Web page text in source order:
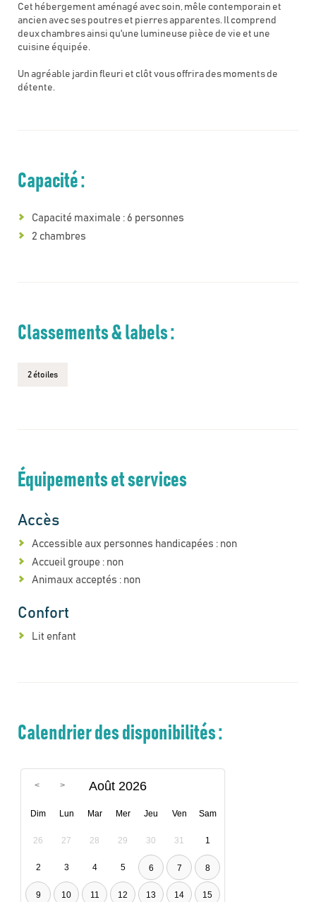
Cet hébergement aménagé avec soin, mêle contemporain et
ancien avec ses poutres et pierres apparentes. Il comprend
deux chambres ainsi qu'une lumineuse pièce de vie et une
cuisine équipée.
Un agréable jardin fleuri et clôt vous offrira des moments de
détente.
Capacité :
Capacité maximale : 6 personnes
2 chambres
Classements & labels :
2 étoiles
Équipements et services
Accès
Accessible aux personnes handicapées : non
Accueil groupe : non
Animaux acceptés : non
Confort
Lit enfant
Calendrier des disponibilités :
Août 2026
Dim Lun Mar Mer Jeu Ven Sam
26 27 28 29 30 31 1
2 3 4 5 6 7 8
9 10 11 12 13 14 15